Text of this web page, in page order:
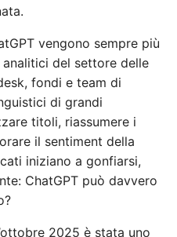
vengono sempre più
del settore delle
fondi e team di
di grandi
titoli, riassumere i
il sentiment della
iniziano a gonfiarsi,
ChatGPT può davvero
2025 è stata uno